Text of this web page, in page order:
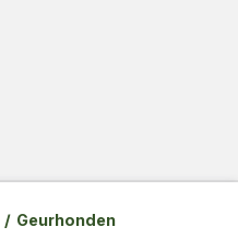
/ Geurhonden